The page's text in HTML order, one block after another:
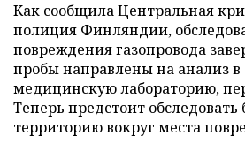
Как сообщила Центральная
полиция Финляндии,
повреждения газопровода
пробы направлены на анализ в
медицинскую лабораторию,
Теперь предстоит
территорию вокруг места